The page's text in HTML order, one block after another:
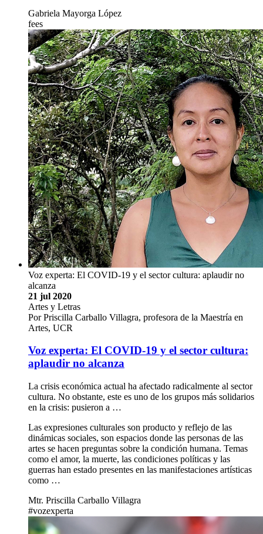
Gabriela Mayorga López
fees
Voz experta: El COVID-19 y el sector cultura: aplaudir no
alcanza
21 jul 2020
Artes y Letras
Por Priscilla Carballo Villagra, profesora de la Maestría en
Artes, UCR
Voz experta: El COVID-19 y el sector cultura:
aplaudir no alcanza
La crisis económica actual ha afectado radicalmente al sector
cultura. No obstante, este es uno de los grupos más solidarios
en la crisis: pusieron a …
Las expresiones culturales son producto y reflejo de las
dinámicas sociales, son espacios donde las personas de las
artes se hacen preguntas sobre la condición humana. Temas
como el amor, la muerte, las condiciones políticas y las
guerras han estado presentes en las manifestaciones artísticas
como …
Mtr. Priscilla Carballo Villagra
#vozexperta